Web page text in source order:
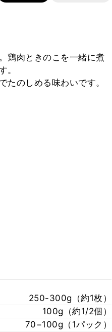
鶏肉ときのこを一緒に煮
。
たのしめる味わいです。
250-300g（約1枚）
100g（約1/2個）
70−100g（1パック）